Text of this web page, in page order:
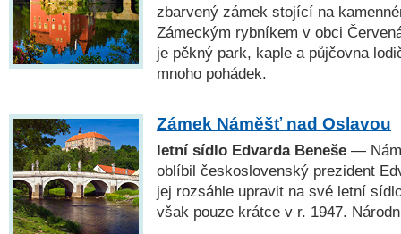
zbarvený zámek stojící na
Zámeckým rybníkem v obci
je pěkný park, kaple a půjčovna
mnoho pohádek.
Zámek Náměšť nad Oslavou
letní sídlo Edvarda Beneše —
oblíbil československý prezident
jej rozsáhle upravit na své letní
však pouze krátce v r. 1947.